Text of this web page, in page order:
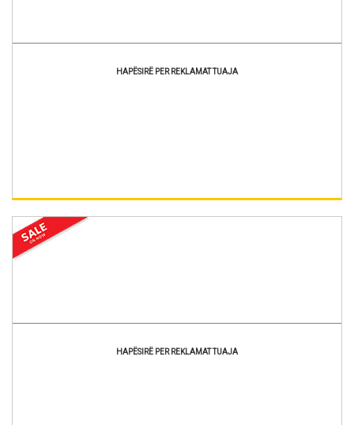
HAPËSIRË PER REKLAMAT TUAJA
HAPËSIRË PER REKLAMAT TUAJA